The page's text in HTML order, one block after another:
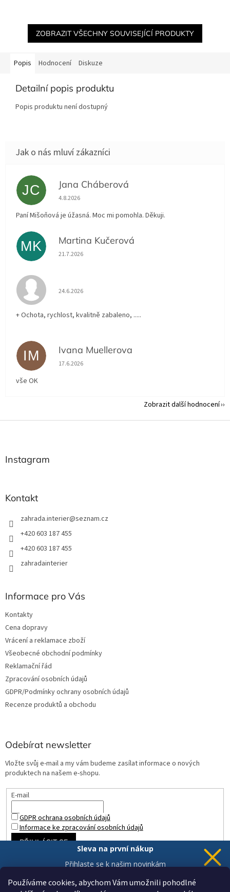
Používáme cookies, abychom Vám umožnili pohodlné
ZOBRAZIT VŠECHNY SOUVISEJÍCÍ PRODUKTY
Popis Hodnocení Diskuze
Detailní popis produktu
Popis produktu není dostupný
JC Jana Cháberová
Hodnocení obchodu je 5 z 5 hvězdiček.
4.8.2026
Paní Mišoňová je úžasná. Moc mi pomohla. Děkuji.
MK Martina Kučerová
Hodnocení obchodu je 5 z 5 hvězdiček.
21.7.2026
Hodnocení obchodu je 5 z 5 hvězdiček.
24.6.2026
+ Ochota, rychlost, kvalitně zabaleno, .....
IM Ivana Muellerova
Hodnocení obchodu je 5 z 5 hvězdiček.
17.6.2026
vše OK
Zobrazit další hodnocení
Z
Instagram
Kontakt
zahrada.interier@seznam.cz
+420 603 187 455
+420 603 187 455
zahradainterier
Informace pro Vás
Kontakty
Cena dopravy
Vrácení a reklamace zboží
Všeobecné obchodní podmínky
Reklamační řád
Zpracování osobních údajů
GDPR/Podmínky ochrany osobních údajů
Recenze produktů a obchodu
Odebírat newsletter
Vložte svůj e-mail a my vám budeme zasílat informace o nových
produktech na našem e-shopu.
E-mail
GDPR ochrana osobních údajů
Informace ke zpracování osobních údajů
PŘIHLÁSIT SE
Sleva na první nákup
Přihlaste se k našim novinkám